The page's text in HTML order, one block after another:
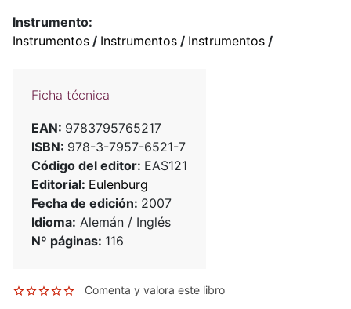
Instrumento:
Instrumentos / Instrumentos / Instrumentos /
Ficha técnica
EAN: 9783795765217
ISBN: 978-3-7957-6521-7
Código del editor: EAS121
Editorial: Eulenburg
Fecha de edición: 2007
Idioma: Alemán / Inglés
Nº páginas: 116
Comenta y valora este libro